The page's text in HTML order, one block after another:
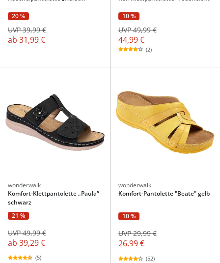
20 %
ab 31,99 €
UVP 39,99 €
10 %
44,99 €
UVP 49,99 €
(2)
wonderwalk
Komfort-Klettpantolette „Paula“
schwarz
21 %
ab 39,29 €
UVP 49,99 €
(5)
wonderwalk
Komfort-Pantolette "Beate" gelb
10 %
26,99 €
UVP 29,99 €
(52)